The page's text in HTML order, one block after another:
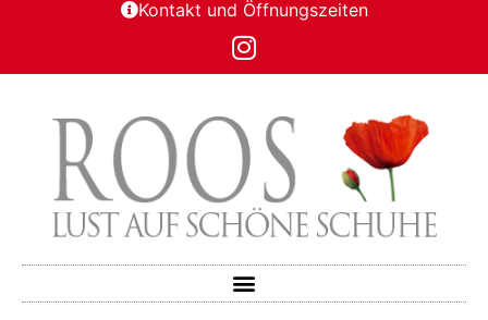
Kontakt und Öffnungszeiten